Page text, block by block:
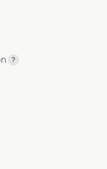
?